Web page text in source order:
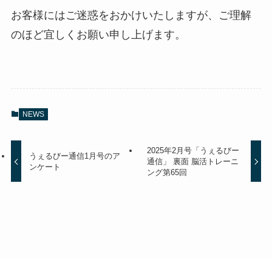
お客様にはご迷惑をおかけいたしますが、ご理解
のほど宜しくお願い申し上げます。
NEWS
うぇるびー通信1月号のア
ンケート
2025年2月号「うぇるびー
通信」 裏面 脳活トレーニ
ング第65回